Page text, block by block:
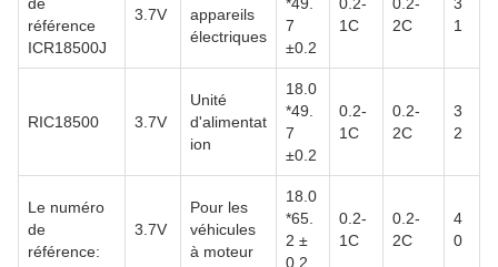
référence
ICR18500J
3.7V
appareils
électriques
7
±0.2
1C
2C
1
RIC18500 3.7V
Unité
d'alimentat
ion
18.0
*49.
7
±0.2
0.2-
1C
0.2-
2C
3
2
Le numéro
de
référence:
3.7V
Pour les
véhicules
à moteur
18.0
*65.
2 ±
0.2
0.2-
1C
0.2-
2C
4
0